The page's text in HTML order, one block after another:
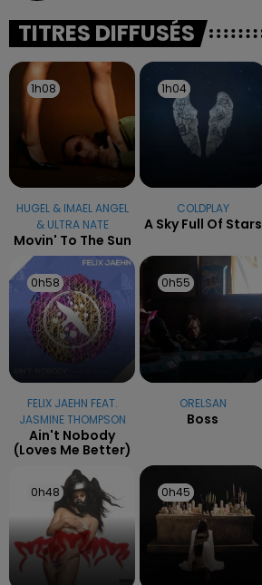
TITRES DIFFUSÉS
1h08
1h08
HUGEL & IMAEL ANGEL
& ULTRA NATE
Movin' To The Sun
1h04
1h04
COLDPLAY
A Sky Full Of Stars
0h58
0h58
FELIX JAEHN FEAT.
JASMINE THOMPSON
Ain't Nobody
(loves Me Better)
0h55
0h55
ORELSAN
Boss
0h48
0h48 0h45
0h45